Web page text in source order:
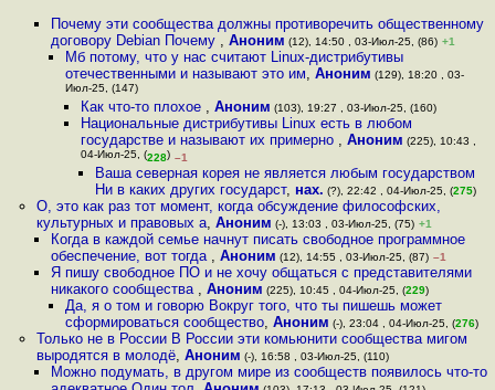
Почему эти сообщества должны противоречить общественному
договору Debian Почему , Аноним (12), 14:50 , 03-Июл-25, (86) +1
Мб потому, что у нас считают Linux-дистрибутивы
отечественными и называют это им,Аноним (129), 18:20 , 03-
Июл-25, (147)
Как что-то плохое , Аноним (103), 19:27 , 03-Июл-25, (160)
Национальные дистрибутивы Linux есть в любом
государстве и называют их примерно , Аноним (225), 10:43 ,
04-Июл-25, (228) –1
Ваша северная корея не является любым государством
Ни в каких других государст, нах. (?), 22:42 , 04-Июл-25, (275)
О, это как раз тот момент, когда обсуждение философских,
культурных и правовых а, Аноним (-), 13:03 , 03-Июл-25, (75) +1
Когда в каждой семье начнут писать свободное программное
обеспечение, вот тогда , Аноним (12), 14:55 , 03-Июл-25, (87) –1
Я пишу свободное ПО и не хочу общаться с представителями
никакого сообщества , Аноним (225), 10:45 , 04-Июл-25, (229)
Да, я о том и говорю Вокруг того, что ты пишешь может
сформироваться сообщество,Аноним (-), 23:04 , 04-Июл-25, (276)
Только не в России В России эти комьюнити сообщества мигом
выродятся в молодё, Аноним (-), 16:58 , 03-Июл-25, (110)
Можно подумать, в другом мире из сообществ появилось что-то